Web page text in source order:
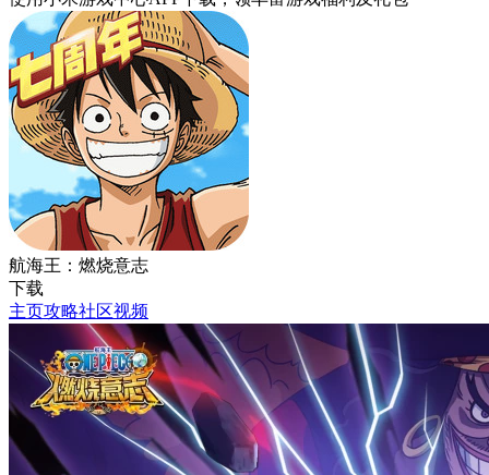
航海王：燃烧意志
下载
主页攻略社区视频